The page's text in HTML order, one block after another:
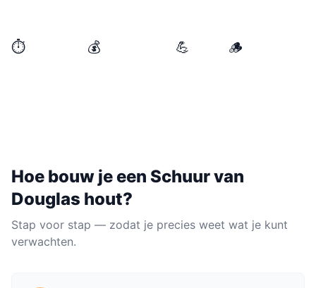
⏱️ 💰 💪 🪵
Hoe bouw je een Schuurvan
Douglas hout?
Stap voor stap — zodat je precies weet wat je kunt
verwachten.